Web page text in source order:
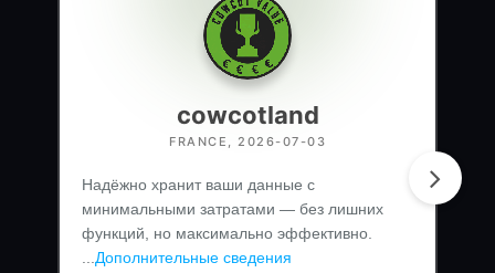
cowcotland
FRANCE, 2026-07-03
Надёжно хранит ваши данные с
минимальными затратами — без лишних
функций, но максимально эффективно.
Дополнительные сведения